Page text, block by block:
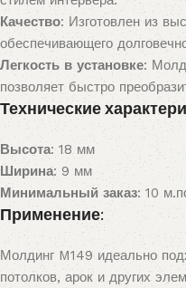
Качество: Изготовлен из
обеспечивающего
Легкость в установке:
позволяет быстро
Технические
Высота: 18 мм
Ширина: 9 мм
Минимальный заказ: 10
Применение:
Молдинг M149 идеально
потолков, арок и других